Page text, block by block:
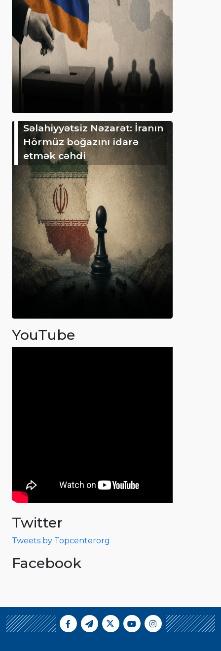
Səlahiyyətsiz Nəzarət: İranın
Hörmüz boğazını idarə
etmək cəhdi
YouTube
Twitter
Tweets by Topcenterorg
Facebook